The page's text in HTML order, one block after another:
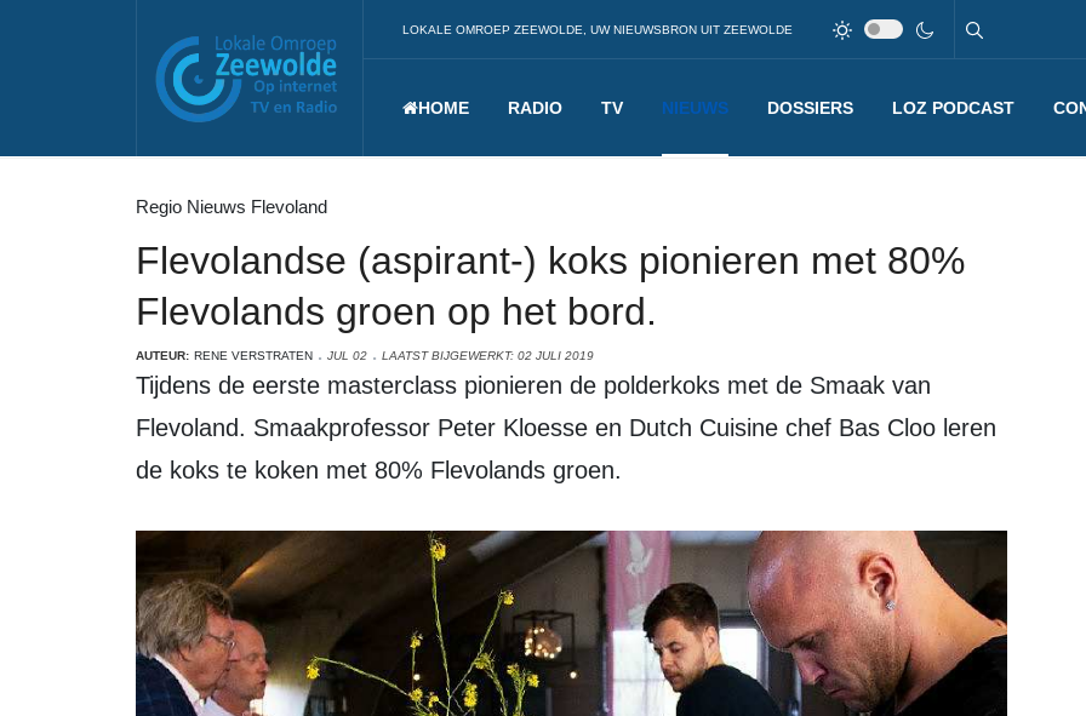
LOKALE OMROEP ZEEWOLDE, UW NIEUWSBRON UIT ZEEWOLDE
HOME RADIO TV NIEUWS DOSSIERS LOZ PODCAST
Regio Nieuws Flevoland
Flevolandse (aspirant-) koks pionieren met 80%
Flevolands groen op het bord.
AUTEUR: RENE VERSTRATEN JUL 02 LAATST BIJGEWERKT: 02 JULI 2019
Tijdens de eerste masterclass pionieren de polderkoks met de Smaak van
Flevoland. Smaakprofessor Peter Kloesse en Dutch Cuisine chef Bas Cloo leren
de koks te koken met 80% Flevolands groen.